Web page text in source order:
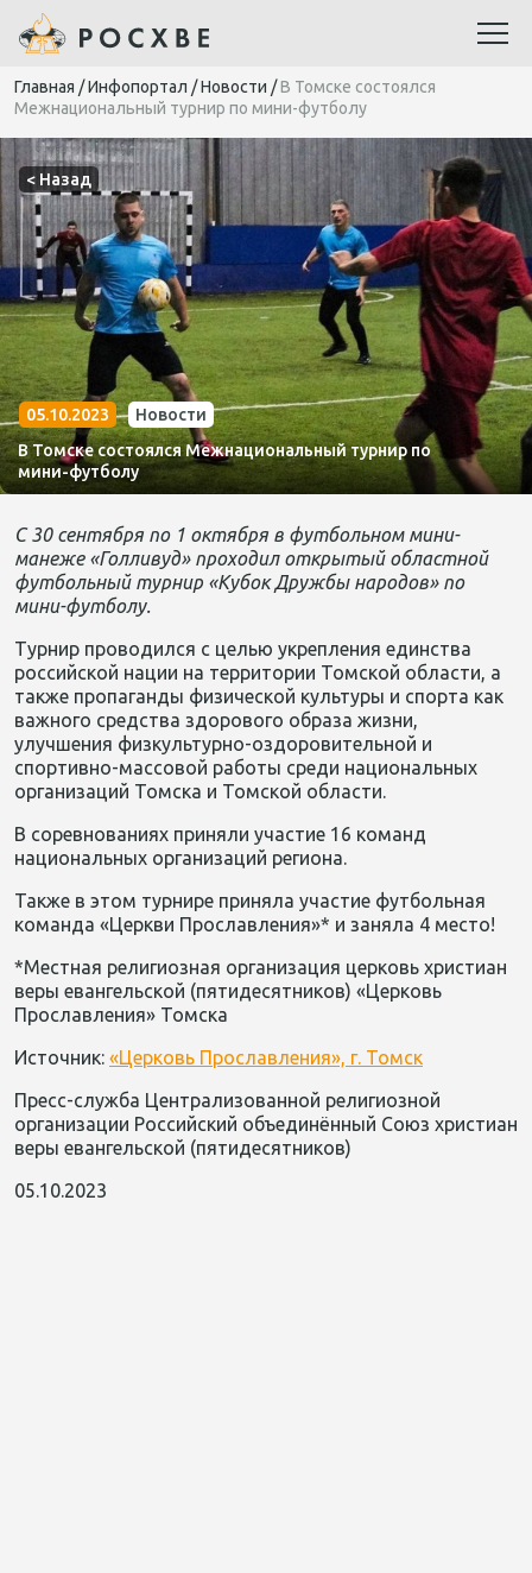
Главная /Инфопортал /Новости /В Томске состоялся
Межнациональный турнир по мини-футболу
< Назад
05.10.2023
Новости
В Томске состоялся Межнациональный турнир по
мини-футболу
С 30 сентября по 1 октября в футбольном мини-
манеже «Голливуд» проходил открытый областной
футбольный турнир «Кубок Дружбы народов» по
мини-футболу.
Турнир проводился с целью укрепления единства
российской нации на территории Томской области, а
также пропаганды физической культуры и спорта как
важного средства здорового образа жизни,
улучшения физкультурно-оздоровительной и
спортивно-массовой работы среди национальных
организаций Томска и Томской области.
В соревнованиях приняли участие 16 команд
национальных организаций региона.
Также в этом турнире приняла участие футбольная
команда «Церкви Прославления»* и заняла 4 место!
*Местная религиозная организация церковь христиан
веры евангельской (пятидесятников) «Церковь
Прославления» Томска
Источник: «Церковь Прославления», г. Томск
Пресс-служба Централизованной религиозной
организации Российский объединённый Союз христиан
веры евангельской (пятидесятников)
05.10.2023